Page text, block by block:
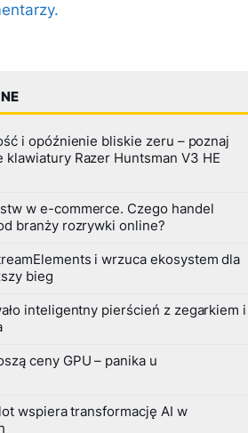
i opóźnienie bliskie zeru – poznaj
klawiatury Razer Huntsman V3 HE
w e-commerce. Czego handel
branży rozrywki online?
i wrzuca ekosystem dla
bieg
inteligentny pierścień z zegarkiem i
ceny GPU – panika u
wspiera transformację AI w